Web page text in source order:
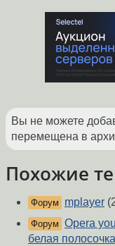
Вы не можете
перемещена в
Похожие
Форум mplayer
Форум Opera
белая полосочка